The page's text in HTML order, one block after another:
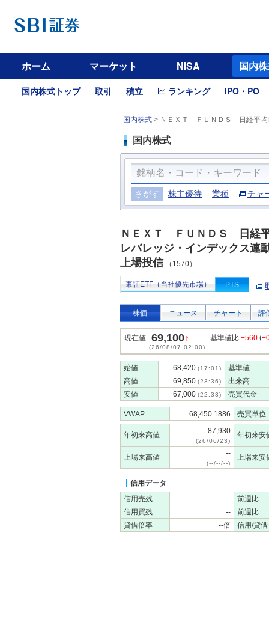
ホーム マーケット NISA 国内
国内株式トップ 取引 積立 ランキング IPO・PO
国内株式 > ＮＥＸＴ ＦＵＮＤＳ 日経平均
国内株式
さがす 株主優待 業種 チャ
ＮＥＸＴ ＦＵＮＤＳ 日経
レバレッジ・インデックス連
上場投信 （1570）
東証ETF（当社優先市場） PTS
株価 ニュース チャート 評
現在値 69,100↑
(26/08/07 02:00)
基準値比 +560 (
始値 68,420 (17:01)
基準値
高値
69,850 (23:36)
出来高
安値
67,000 (22:33) 売買代金
VWAP 68,450.1886 売買単位
年初来高値 87,930
(26/06/23)
年初来安
上場来高値 --
(--/--/--)
上場来安
信用データ
信用売残
--
前週比
信用買残
--
前週比
貸借倍率
--倍 信用/貸借